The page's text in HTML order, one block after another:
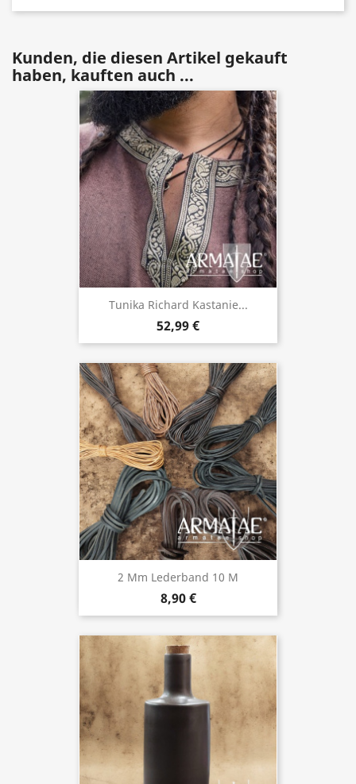
Kunden, die diesen Artikel gekauft
haben, kauften auch ...
Tunika Richard Kastanie...
52,99 €
2 Mm Lederband 10 M
8,90 €